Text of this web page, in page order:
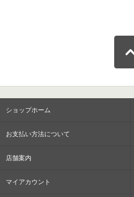
ショップホーム
お支払い方法について
店舗案内
マイアカウント